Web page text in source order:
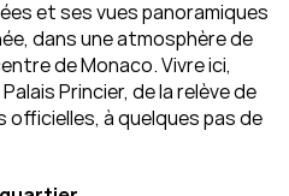
et ses vues panoramiques
dans une atmosphère de
de Monaco. Vivre ici,
Princier, de la relève de
à quelques pas de